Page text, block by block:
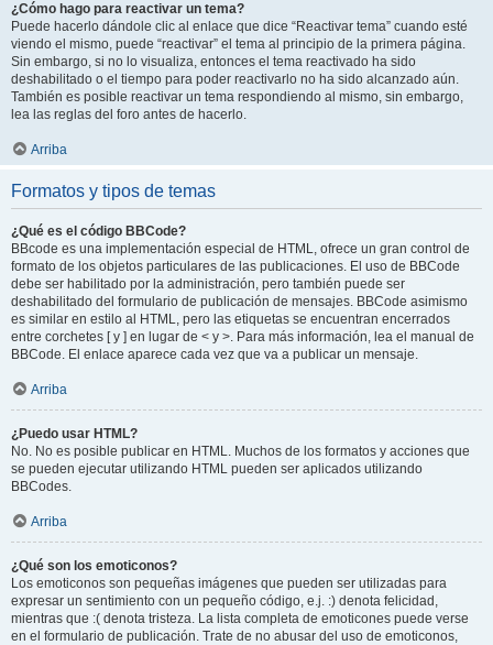
¿Cómo hago para reactivar un tema?
Puede hacerlo dándole clic al enlace que dice “Reactivar tema” cuando esté
viendo el mismo, puede “reactivar” el tema al principio de la primera página.
Sin embargo, si no lo visualiza, entonces el tema reactivado ha sido
deshabilitado o el tiempo para poder reactivarlo no ha sido alcanzado aún.
También es posible reactivar un tema respondiendo al mismo, sin embargo,
lea las reglas del foro antes de hacerlo.
Arriba
Formatos y tipos de temas
¿Qué es el código BBCode?
BBcode es una implementación especial de HTML, ofrece un gran control de
formato de los objetos particulares de las publicaciones. El uso de BBCode
debe ser habilitado por la administración, pero también puede ser
deshabilitado del formulario de publicación de mensajes. BBCode asimismo
es similar en estilo al HTML, pero las etiquetas se encuentran encerrados
entre corchetes [ y ] en lugar de < y >. Para más información, lea el manual de
BBCode. El enlace aparece cada vez que va a publicar un mensaje.
Arriba
¿Puedo usar HTML?
No. No es posible publicar en HTML. Muchos de los formatos y acciones que
se pueden ejecutar utilizando HTML pueden ser aplicados utilizando
BBCodes.
Arriba
¿Qué son los emoticonos?
Los emoticonos son pequeñas imágenes que pueden ser utilizadas para
expresar un sentimiento con un pequeño código, e.j. :) denota felicidad,
mientras que :( denota tristeza. La lista completa de emoticones puede verse
en el formulario de publicación. Trate de no abusar del uso de emoticonos,